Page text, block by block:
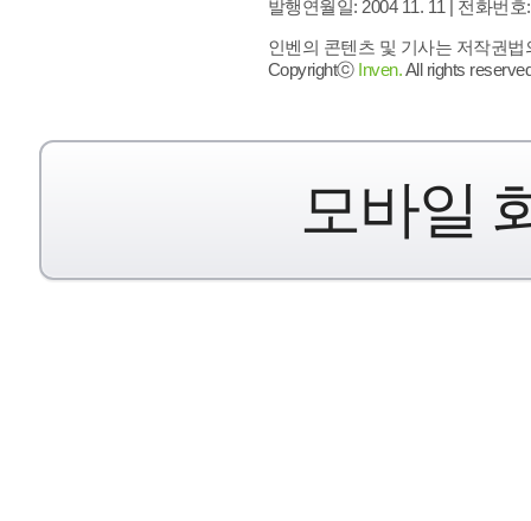
발행연월일: 2004 11. 11 | 전화번호
인벤의 콘텐츠 및 기사는 저작권
Copyrightⓒ Inven.All rights
모바일